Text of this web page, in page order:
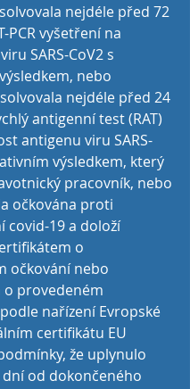
nejdéle před 72
PCR vyšetření na
SARS-CoV2 s
nebo
nejdéle před 24
antigenní test (RAT)
antigenu viru SARS-
výsledkem, který
pracovník, nebo
očkována proti
covid-19 a doloží
o
očkování nebo
provedeném
nařízení Evropské
certifikátu EU
že uplynulo
od dokončeného